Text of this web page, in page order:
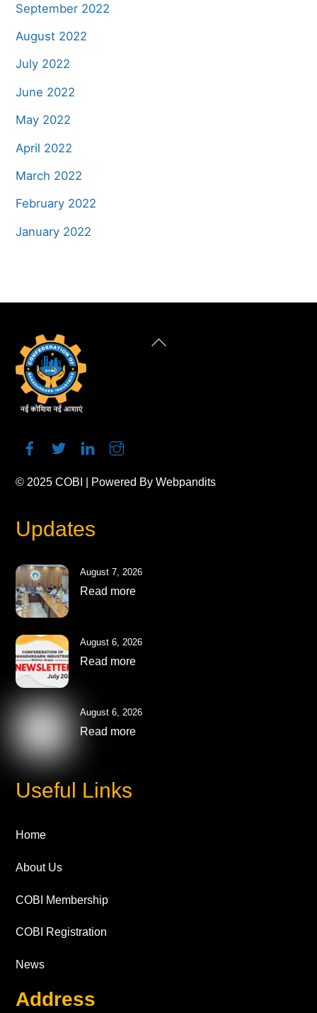
September 2022
August 2022
July 2022
June 2022
May 2022
April 2022
March 2022
February 2022
January 2022
Back
© 2025COBI | Powered ByWebpandits
Updates
August 7, 2026
Read more
August 6, 2026
Read more
August 6, 2026
Read more
Useful Links
Home
About Us
COBI Membership
COBI Registration
News
Address